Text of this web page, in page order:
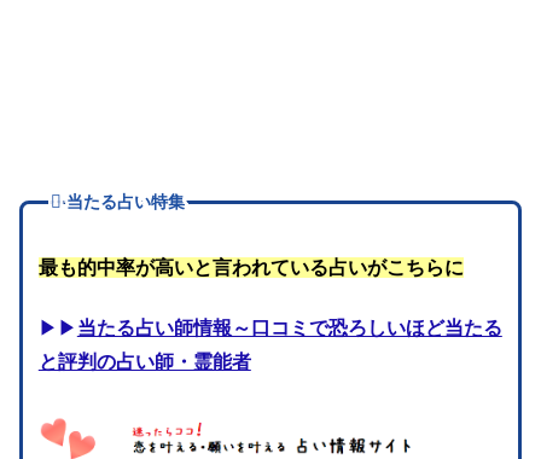
当たる占い特集
最も的中率が高いと言われている占いがこちらに
▶▶ 当たる占い師情報～口コミで恐ろしいほど当たる
と評判の占い師・霊能者